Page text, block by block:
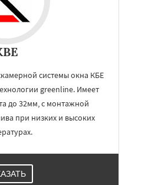
системы окна КБЕ
greenline. Имеет
до 32мм, с монтажной
при низких и высоких